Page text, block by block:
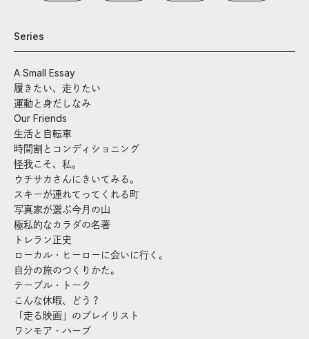
Series
A Small Essay
履きたい、走りたい
運動と身だしなみ
Our Friends
生活と自転車
時間割とコンディショニング
怪我こそ、私。
ウチサカさんにきいてみる。
スキーが連れてってくれる町
写真家が選ぶ今月の山
極私的なカラダの名著
トレラン正史
ローカル・ヒーローに会いに行く。
自分の旅のつくりかた。
テーブル・トーク
こんな休暇、どう？
「走る映画」のプレイリスト
ワンモア・ハーブ